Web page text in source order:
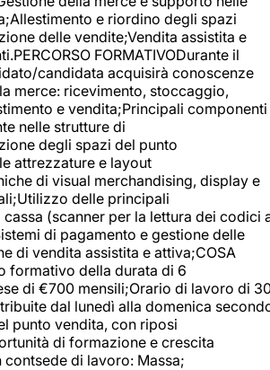
e riordino degli spazi
delle vendite;Vendita assistita e
FORMATIVODurante il
candidata acquisirà conoscenze
merce: ricevimento, stoccaggio,
e vendita;Principali componenti
nelle strutture di
degli spazi del punto
attrezzature e layout
di visual merchandising, display e
delle principali
(scanner per la lettura dei codici
di pagamento e gestione delle
di vendita assistita e attiva;COSA
formativo della durata di 6
di €700 mensili;Orario di lavoro di
dal lunedì alla domenica
punto vendita, con riposi
di formazione e crescita
contsede di lavoro: Massa;